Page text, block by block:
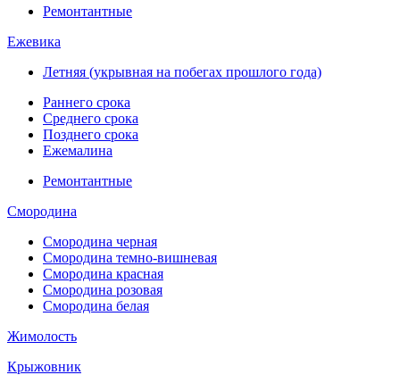
Ремонтантные
Ежевика
Летняя (укрывная на побегах прошлого года)
Раннего срока
Среднего срока
Позднего срока
Ежемалина
Ремонтантные
Смородина
Смородина черная
Смородина темно-вишневая
Смородина красная
Смородина розовая
Смородина белая
Жимолость
Крыжовник